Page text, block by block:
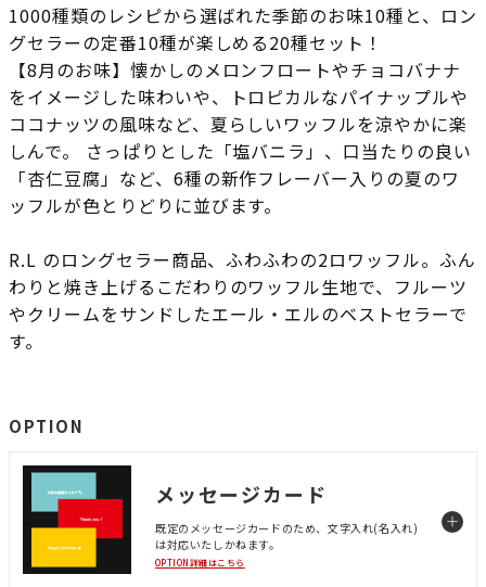
1000種類のレシピから選ばれた季節のお味10種と、ロン
グセラーの定番10種が楽しめる20種セット！
【8月のお味】懐かしのメロンフロートやチョコバナナ
をイメージした味わいや、トロピカルなパイナップルや
ココナッツの風味など、夏らしいワッフルを涼やかに楽
しんで。 さっぱりとした「塩バニラ」、口当たりの良い
「杏仁豆腐」など、6種の新作フレーバー入りの夏のワ
ッフルが色とりどりに並びます。
R.L のロングセラー商品、ふわふわの2ロワッフル。ふん
わりと焼き上げるこだわりのワッフル生地で、フルーツ
やクリームをサンドしたエール・エルのベストセラーで
す。
OPTION
メッセージカード
既定のメッセージカードのため、文字入れ(名入れ)
は対応いたしかねます。
OPTION詳細はこちら